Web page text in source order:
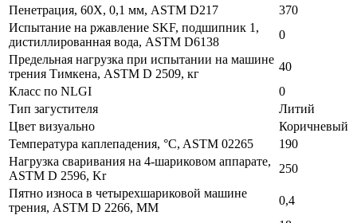
Пенетрация, 60Х, 0,1 мм, ASTM D217
370
Испытание на ржавление SKF, подшипник 1,
дистиллированная вода, ASTM D6138
0
Предельная нагрузка при испытании на машине
трения Тимкена, ASTM D 2509, кг
40
Класс по NLGI
0
Тип загустителя
Литий
Цвет визуально
Коричневый
Температура каплепадения, °C, ASTM 02265
190
Нагрузка сваривания на 4-шариковом аппарате,
ASTM D 2596, Kr
250
Пятно износа в четырехшариковой машине
трения, ASTM D 2266, MM
0,4